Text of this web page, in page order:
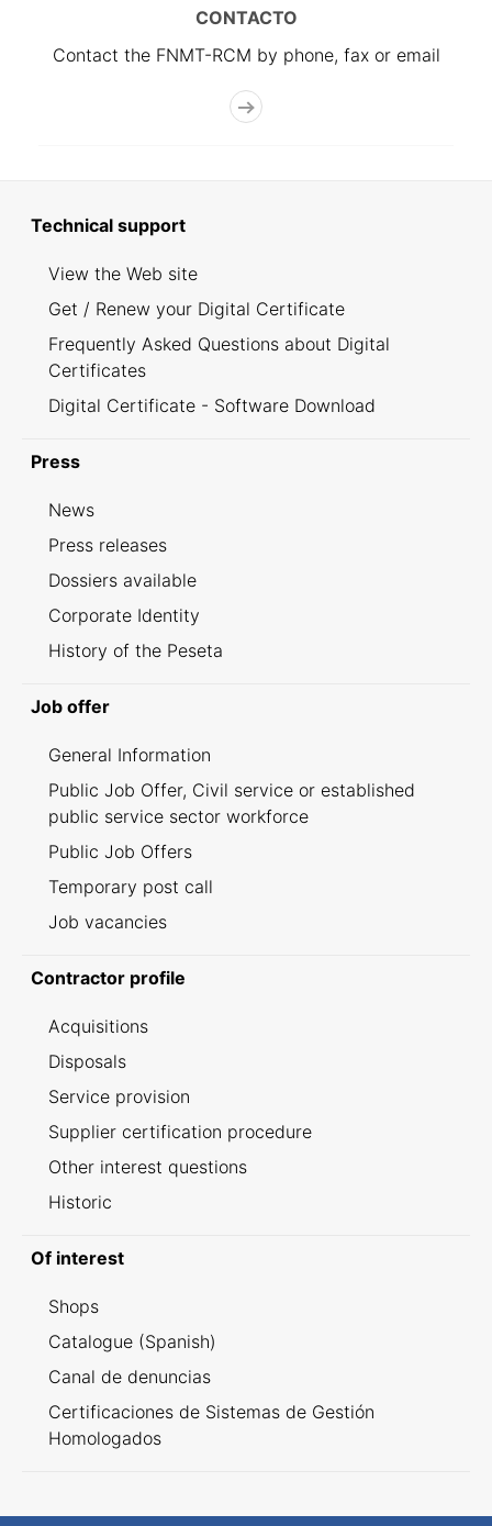
CONTACTO
Contact the FNMT-RCM by phone, fax or email
Technical support
View the Web site
Get / Renew your Digital Certificate
Frequently Asked Questions about Digital
Certificates
Digital Certificate - Software Download
Press
News
Press releases
Dossiers available
Corporate Identity
History of the Peseta
Job offer
General Information
Public Job Offer, Civil service or established
public service sector workforce
Public Job Offers
Temporary post call
Job vacancies
Contractor profile
Acquisitions
Disposals
Service provision
Supplier certification procedure
Other interest questions
Historic
Of interest
Shops
Catalogue (Spanish)
Canal de denuncias
Certificaciones de Sistemas de Gestión
Homologados